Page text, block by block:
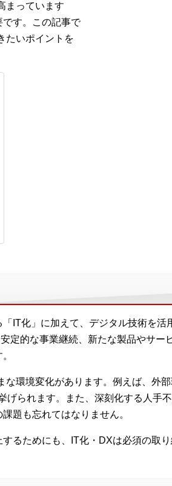
まっています
す。この記事で
たいポイントを
IT化」に加えて、デジタル技術を活
定的な事業継続、新たな製品やサー
環境変化があります。例えば、外
られます。また、深刻化する人手
題も忘れてはなりません。
るためにも、IT化・DXは必須の取り